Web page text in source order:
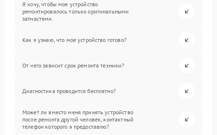
Я хочу, чтобы мое устройство
ремонтировалось только оригинальными
запчастями.
Как я узнаю, что мое устройство готово?
От чего зависит срок ремонта техники?
Диагностика проводится бесплатно?
Может ли вместо меня принять устройство
после ремонта другой человек, контактный
телефон которого я предоставлю?